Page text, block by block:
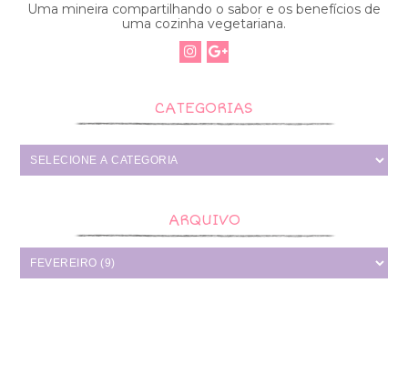
Uma mineira compartilhando o sabor e os benefícios de
uma cozinha vegetariana.
CATEGORIAS
ARQUIVO